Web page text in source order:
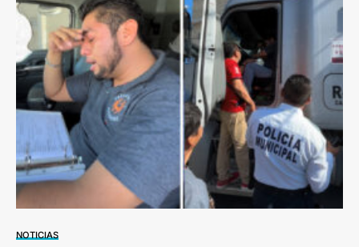
NOTICIAS